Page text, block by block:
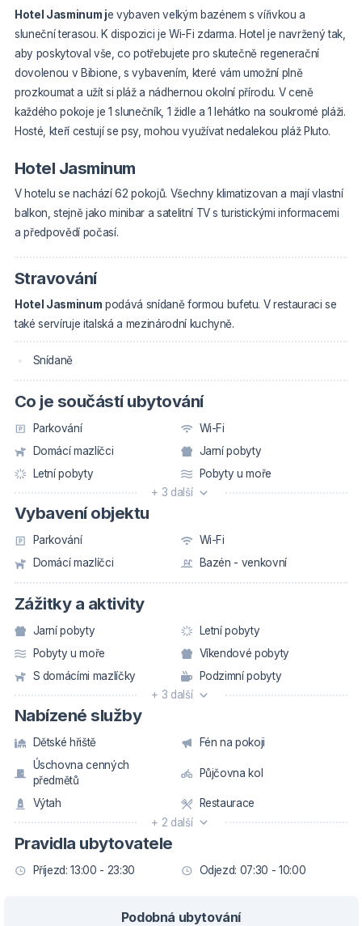
Hotel Jasminum je vybaven velkým bazénem s vířivkou a
sluneční terasou. K dispozici je Wi-Fi zdarma. Hotel je navržený tak,
aby poskytoval vše, co potřebujete pro skutečně regenerační
dovolenou v Bibione, s vybavením, které vám umožní plně
prozkoumat a užít si pláž a nádhernou okolní přírodu. V ceně
každého pokoje je 1 slunečník, 1 židle a 1 lehátko na soukromé pláži.
Hosté, kteří cestují se psy, mohou využívat nedalekou pláž Pluto.
Hotel Jasminum
V hotelu se nachází 62 pokojů. Všechny klimatizovan a mají vlastní
balkon, stejně jako minibar a satelitní TV s turistickými informacemi
a předpovědí počasí.
Stravování
Hotel Jasminum podává snídaně formou bufetu. V restauraci se
také servíruje italská a mezinárodní kuchyně.
Snídaně
Co je součástí ubytování
Parkování
Wi-Fi
Domácí mazlíčci
Jarní pobyty
Letní pobyty
Pobyty u moře
+ 3 další
Vybavení objektu
Parkování
Wi-Fi
Domácí mazlíčci
Bazén - venkovní
Zážitky a aktivity
Jarní pobyty
Letní pobyty
Pobyty u moře
Víkendové pobyty
S domácími mazlíčky
Podzimní pobyty
+ 3 další
Nabízené služby
Dětské hřiště
Fén na pokoji
Úschovna cenných
předmětů
Půjčovna kol
Výtah
Restaurace
+ 2 další
Pravidla ubytovatele
Příjezd: 13:00 - 23:30 Odjezd: 07:30 - 10:00
Podobná ubytování